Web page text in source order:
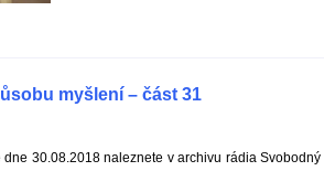
myšlení – část 31
30.08.2018 naleznete v archivu rádia Svobodný